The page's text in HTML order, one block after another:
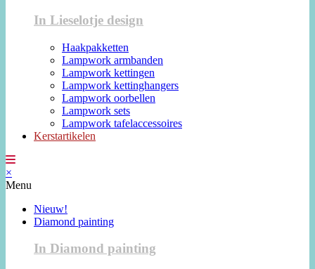
In Lieselotje design
Haakpakketten
Lampwork armbanden
Lampwork kettingen
Lampwork kettinghangers
Lampwork oorbellen
Lampwork sets
Lampwork tafelaccessoires
Kerstartikelen
×
Menu
Nieuw!
Diamond painting
In Diamond painting